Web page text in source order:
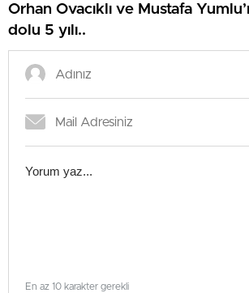
Orhan Ovacıklı ve Mustafa
dolu 5 yılı..
En az 10 karakter gerekli